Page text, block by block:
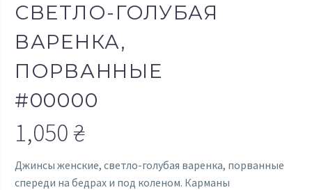
СВЕТЛО-ГОЛУБАЯ
ВАРЕНКА,
ПОРВАННЫЕ
#00000
1,050₴
Джинсы женские, светло-голубая варенка, порванные
спереди на бедрах и под коленом. Карманы